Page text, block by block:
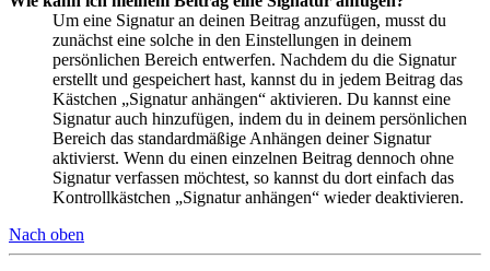
Um eine Signatur an deinen Beitrag anzufügen, musst du
zunächst eine solche in den Einstellungen in deinem
persönlichen Bereich entwerfen. Nachdem du die Signatur
erstellt und gespeichert hast, kannst du in jedem Beitrag das
Kästchen „Signatur anhängen“ aktivieren. Du kannst eine
Signatur auch hinzufügen, indem du in deinem persönlichen
Bereich das standardmäßige Anhängen deiner Signatur
aktivierst. Wenn du einen einzelnen Beitrag dennoch ohne
Signatur verfassen möchtest, so kannst du dort einfach das
Kontrollkästchen „Signatur anhängen“ wieder deaktivieren.
Nach oben